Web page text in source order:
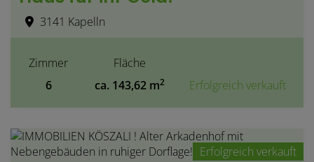
3141 Kapelln
Zimmer
6
Fläche
ca. 143,62 m2 Erfolgreich verkauft
Erfolgreich verkauft